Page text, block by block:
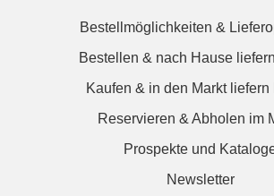
Bestellmöglichkeiten &
Bestellen & nach Hause
Kaufen & in den Markt liefern
Reservieren & Abholen im
Prospekte und
Newsletter